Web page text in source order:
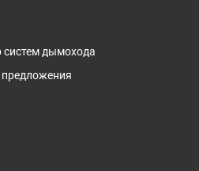
дымохода